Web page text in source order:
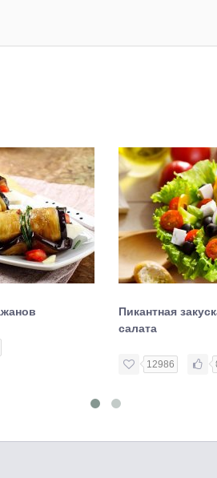
Пикантная
салата
12986